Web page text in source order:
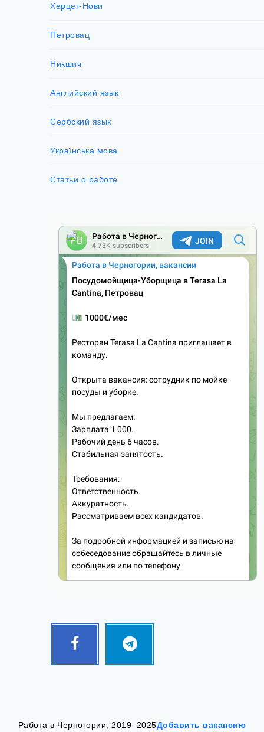
Херцег-Нови
Петровац
Никшич
Английский язык
Сербский язык
Українська мова
Статьи о работе
Facebook Telegram
Follow
Работа в Черногории, 2019–2025Добавить вакансию